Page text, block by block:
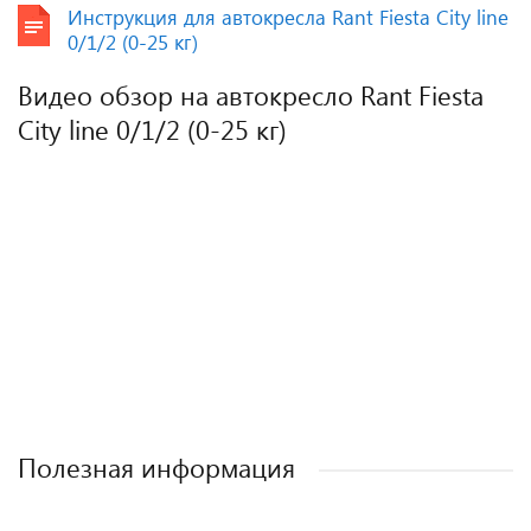
Инструкция для автокресла Rant Fiesta City line
0/1/2 (0-25 кг)
Видео обзор на автокресло Rant Fiesta
City line 0/1/2 (0-25 кг)
Полезная информация